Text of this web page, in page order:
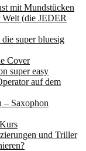
mit Mundstücken
(die JEDER
super bluesig
Cover
super easy
auf dem
– Saxophon
und Triller